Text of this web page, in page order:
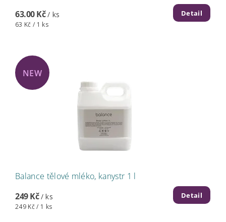
63.00 Kč / ks
63 Kč / 1 ks
Detail
NEW
Balance tělové mléko, kanystr 1 l
249 Kč/ ks
249 Kč / 1 ks
Detail